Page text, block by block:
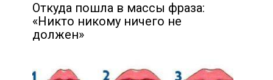
Откуда пошла в массы фраза:
«Никто никому ничего не
должен»